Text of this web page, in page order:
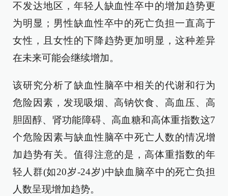
不发达地区，年轻人缺血性卒中的增加趋势更
为明显；男性缺血性卒中的死亡负担一直高于
女性，且女性的下降趋势更加明显，这种差异
在未来可能会继续增加。
该研究分析了缺血性脑卒中相关的代谢和行为
危险因素，发现吸烟、高钠饮食、高血压、高
胆固醇、肾功能障碍、高血糖和高体重指数这7
个危险因素与缺血性脑卒中死亡人数的情况增
加趋势有关。值得注意的是，高体重指数的年
轻人群(如20岁-24岁)中缺血脑卒中的死亡负担
人数呈现增加趋势。